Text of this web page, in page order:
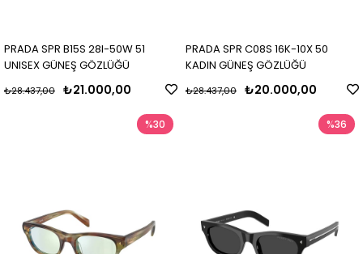
PRADA SPR B15S 28I-50W 51
UNISEX GÜNEŞ GÖZLÜĞÜ
₺21.000,00
₺28.437,00
PRADA SPR C08S 16K-10X 50
KADIN GÜNEŞ GÖZLÜĞÜ
₺20.000,00
₺28.437,00
%30 %36